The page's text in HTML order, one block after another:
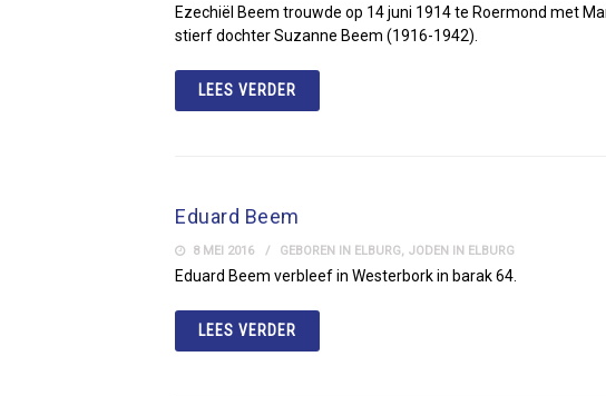
Ezechiël Beem trouwde op 14 juni 1914 te Roermond met
stierf dochter Suzanne Beem (1916-1942).
LEES VERDER
Eduard Beem
8 MEI 2016 GEBOREN IN ELBURG, JODEN IN ELBURG
Eduard Beem verbleef in Westerbork in barak 64.
LEES VERDER